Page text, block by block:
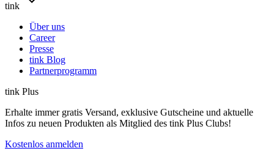
tink
Über uns
Career
Presse
tink Blog
Partnerprogramm
tink Plus
Erhalte immer gratis Versand, exklusive Gutscheine und aktuelle
Infos zu neuen Produkten als Mitglied des tink Plus Clubs!
Kostenlos anmelden